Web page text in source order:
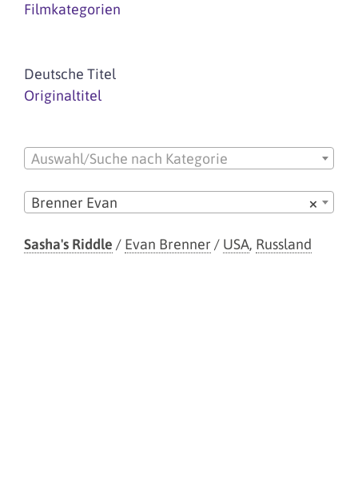
Filmkategorien
Deutsche Titel
Originaltitel
Auswahl/Suche nach Kategorie
×
Brenner Evan
Sasha's Riddle / Evan Brenner / USA, Russland